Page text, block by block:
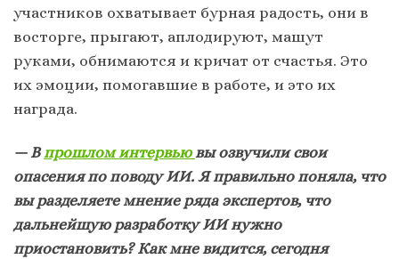
участников охватывает бурная радость, они в
восторге, прыгают, аплодируют, машут
руками, обнимаются и кричат от счастья. Это
их эмоции, помогавшие в работе, и это их
награда.
— Впрошлом интервьювы озвучили свои
опасения по поводу ИИ. Я правильно поняла, что
вы разделяете мнение ряда экспертов, что
дальнейшую разработку ИИ нужно
приостановить? Как мне видится, сегодня